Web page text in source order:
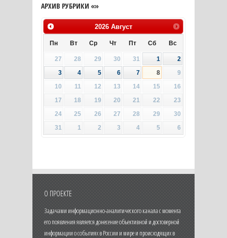
АРХИВ РУБРИКИ «»
2026 Август
Пн Вт Ср Чт Пт Сб Вс
27 28 29 30 31 1
2
3
4 5 6 7 8
9
10
11 12 13 14 15
16
17
18 19 20 21 22
23
24
25 26 27 28 29
30
31
1 2 3 4 5 6
О ПРОЕКТЕ
Задачами информационно-аналитического канала с момента
его появления является донесение объективной и достоверной
информации о событиях в России и мире и происходящих в